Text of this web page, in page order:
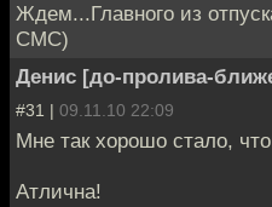
Ждем...Главного из
СМС)
Денис [до-пролива-
#31 | 09.11.10 22:09
Мне так хорошо стало,
Атлична!